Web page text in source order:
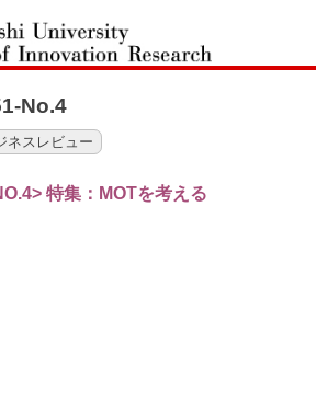
橋
No.4
ネスレビュー
特集：MOTを考える